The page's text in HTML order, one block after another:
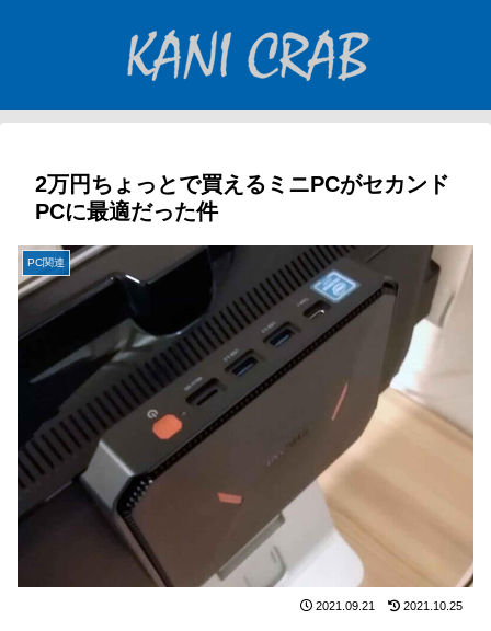
2万円ちょっとで買えるミニPCがセカンド
PCに最適だった件
PC関連
2021.09.21 2021.10.25